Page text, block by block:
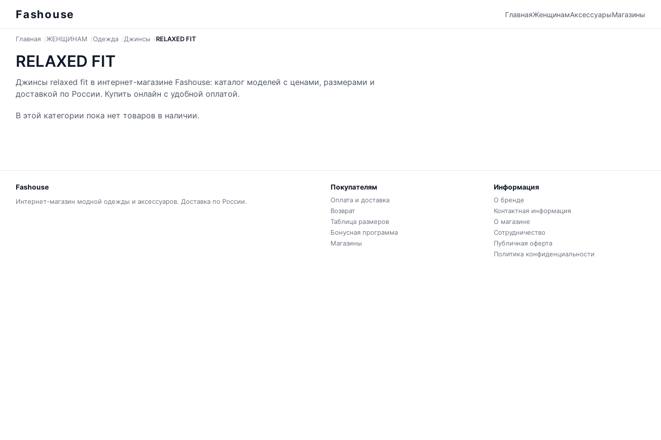
Fashouse ГлавнаяЖенщинамАксессуарыМагазины
Главная ЖЕНЩИНАМ Одежда Джинсы RELAXED FIT
RELAXED FIT
Джинсы relaxed fit в интернет-магазине Fashouse: каталог моделей с ценами, размерами и
доставкой по России. Купить онлайн с удобной оплатой.
В этой категории пока нет товаров в наличии.
Fashouse
Интернет-магазин модной одежды и аксессуаров. Доставка по России.
Покупателям
Оплата и доставка
Возврат
Таблица размеров
Бонусная программа
Магазины
Информация
О бренде
Контактная информация
О магазине
Сотрудничество
Публичная оферта
Политика конфиденциальности